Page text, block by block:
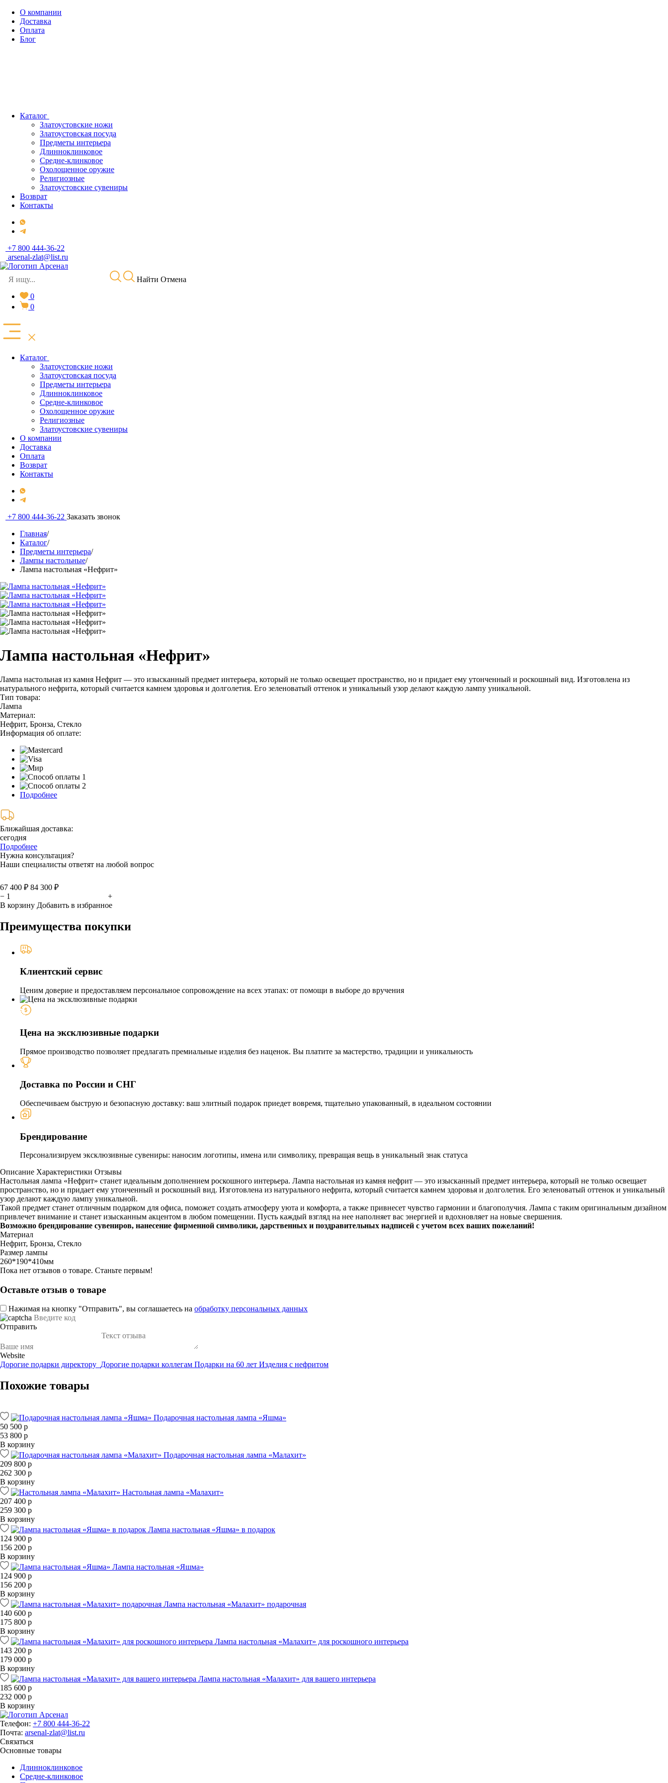
О компании
Доставка
Оплата
Блог
Каталог
Златоустовские ножи
Златоустовская посуда
Предметы интерьера
Длинноклинковое
Средне-клинковое
Охолощенное оружие
Религиозные
Златоустовские сувениры
Возврат
Контакты
+7 800 444-36-22
arsenal-zlat@list.ru
Найти Отмена
0
0
Каталог
Златоустовские ножи
Златоустовская посуда
Предметы интерьера
Длинноклинковое
Средне-клинковое
Охолощенное оружие
Религиозные
Златоустовские сувениры
О компании
Доставка
Оплата
Возврат
Контакты
+7 800 444-36-22 Заказать звонок
Главная/
Каталог/
Предметы интерьера/
Лампы настольные/
Лампа настольная «Нефрит»
Лампа настольная «Нефрит»
Лампа настольная из камня Нефрит — это изысканный предмет интерьера, который не только освещает пространство, но и придает ему утонченный и роскошный вид. Изготовлена из
натурального нефрита, который считается камнем здоровья и долголетия. Его зеленоватый оттенок и уникальный узор делают каждую лампу уникальной.
Тип товара:
Лампа
Материал:
Нефрит, Бронза, Стекло
Информация об оплате:
Подробнее
Ближайшая доставка:
сегодня
Подробнее
Нужна консультация?
Наши специалисты ответят на любой вопрос
67 400 ₽ 84 300 ₽
−
+
В корзину Добавить в избранное
Преимущества покупки
Клиентский сервис
Ценим доверие и предоставляем персональное сопровождение на всех этапах: от помощи в выборе до вручения
Цена на эксклюзивные подарки
Прямое производство позволяет предлагать премиальные изделия без наценок. Вы платите за мастерство, традиции и уникальность
Доставка по России и СНГ
Обеспечиваем быструю и безопасную доставку: ваш элитный подарок приедет вовремя, тщательно упакованный, в идеальном состоянии
Брендирование
Персонализируем эксклюзивные сувениры: наносим логотипы, имена или символику, превращая вещь в уникальный знак статуса
Описание Характеристики Отзывы
Настольная лампа «Нефрит» станет идеальным дополнением роскошного интерьера. Лампа настольная из камня нефрит — это изысканный предмет интерьера, который не только освещает
пространство, но и придает ему утонченный и роскошный вид. Изготовлена из натурального нефрита, который считается камнем здоровья и долголетия. Его зеленоватый оттенок и уникальный
узор делают каждую лампу уникальной.
Такой предмет станет отличным подарком для офиса, поможет создать атмосферу уюта и комфорта, а также привнесет чувство гармонии и благополучия. Лампа с таким оригинальным дизайном
привлечет внимание и станет изысканным акцентом в любом помещении. Пусть каждый взгляд на нее наполняет вас энергией и вдохновляет на новые свершения.
Возможно брендирование сувениров, нанесение фирменной символики, дарственных и поздравительных надписей с учетом всех ваших пожеланий!
Материал
Нефрит, Бронза, Стекло
Размер лампы
260*190*410мм
Пока нет отзывов о товаре. Станьте первым!
Оставьте отзыв о товаре
Нажимая на кнопку "Отправить", вы соглашаетесь на обработку персональных данных
Отправить
Website
Дорогие подарки директору Дорогие подарки коллегам Подарки на 60 лет Изделия с нефритом
Похожие товары
Подарочная настольная лампа «Яшма»
50 500 р
53 800 р
В корзину
Подарочная настольная лампа «Малахит»
209 800 р
262 300 р
В корзину
Настольная лампа «Малахит»
207 400 р
259 300 р
В корзину
Лампа настольная «Яшма» в подарок
124 900 р
156 200 р
В корзину
Лампа настольная «Яшма»
124 900 р
156 200 р
В корзину
Лампа настольная «Малахит» подарочная
140 600 р
175 800 р
В корзину
Лампа настольная «Малахит» для роскошного интерьера
143 200 р
179 000 р
В корзину
Лампа настольная «Малахит» для вашего интерьера
185 600 р
232 000 р
В корзину
Телефон: +7 800 444-36-22
Почта: arsenal-zlat@list.ru
Связаться
Основные товары
Длинноклинковое
Средне-клинковое